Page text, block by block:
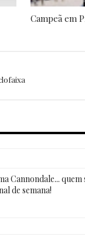
Campeã em
Cannondale... quem
de semana!